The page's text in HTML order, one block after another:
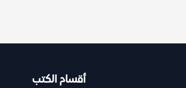
أقسام الكتب